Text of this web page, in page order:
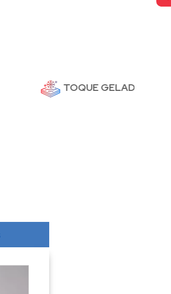
TOQUE GELADO